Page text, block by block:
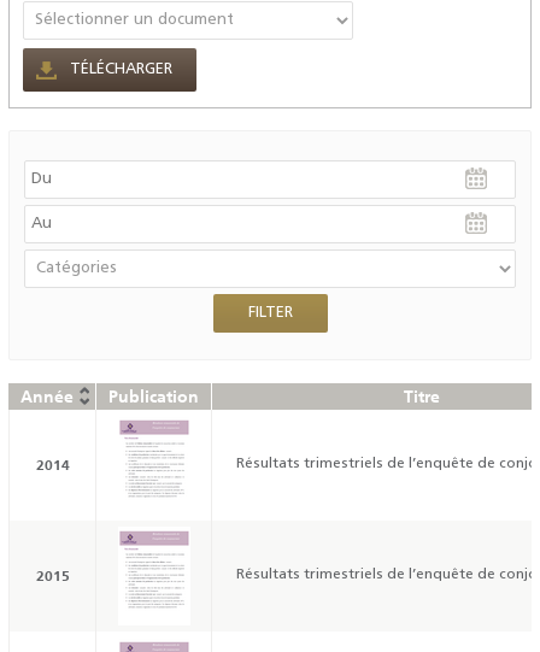
TÉLÉCHARGER
Année Publication Titre
2014 Résultats trimestriels de l’enquête de
2015 Résultats trimestriels de l’enquête de